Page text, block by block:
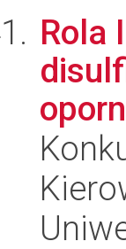
Rola